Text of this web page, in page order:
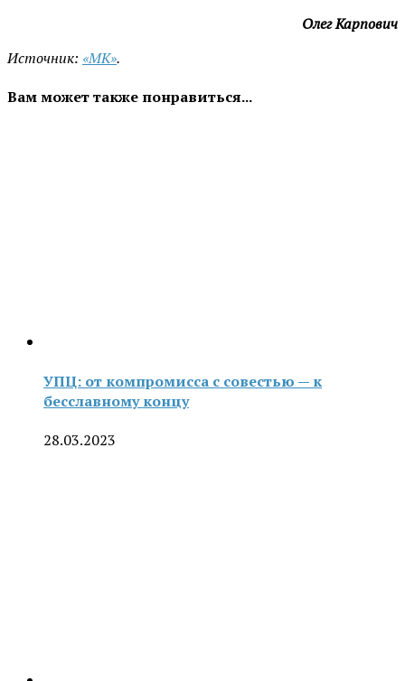
Олег Карпович
Источник: «МК».
Вам может также понравиться...
УПЦ: от компромисса с совестью — к
бесславному концу
28.03.2023